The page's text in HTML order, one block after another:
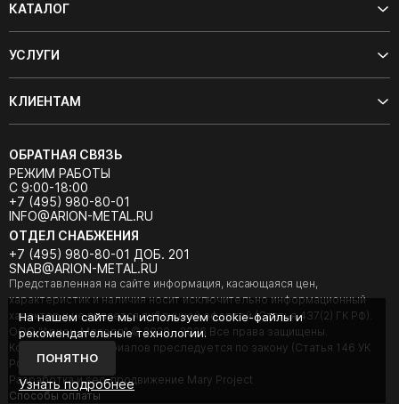
КАТАЛОГ
УСЛУГИ
КЛИЕНТАМ
ОБРАТНАЯ СВЯЗЬ
РЕЖИМ РАБОТЫ
С 9:00-18:00
+7 (495) 980-80-01
INFO@ARION-METAL.RU
ОТДЕЛ СНАБЖЕНИЯ
+7 (495) 980-80-01 ДОБ. 201
SNAB@ARION-METAL.RU
Представленная на сайте информация, касающаяся цен,
характеристик и наличия носит исключительно информационный
характер и не является публичной офертой (Статья 437(2) ГК РФ).
ООО "Арион-Металл" © 2020 - 2026 Все права защищены.
Копирование материалов преследуется по закону (Статья 146 УК
РФ).
Разработка и seo-продвижение Mary Project
Cпособы оплаты
На нашем сайте мы используем cookie-файлы и
рекомендательные технологии.
ПОНЯТНО
Узнать подробнее